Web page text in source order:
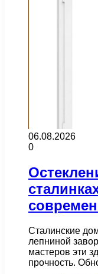
06.08.2026
0
Сталинские
лепниной
мастеров эти
прочность.